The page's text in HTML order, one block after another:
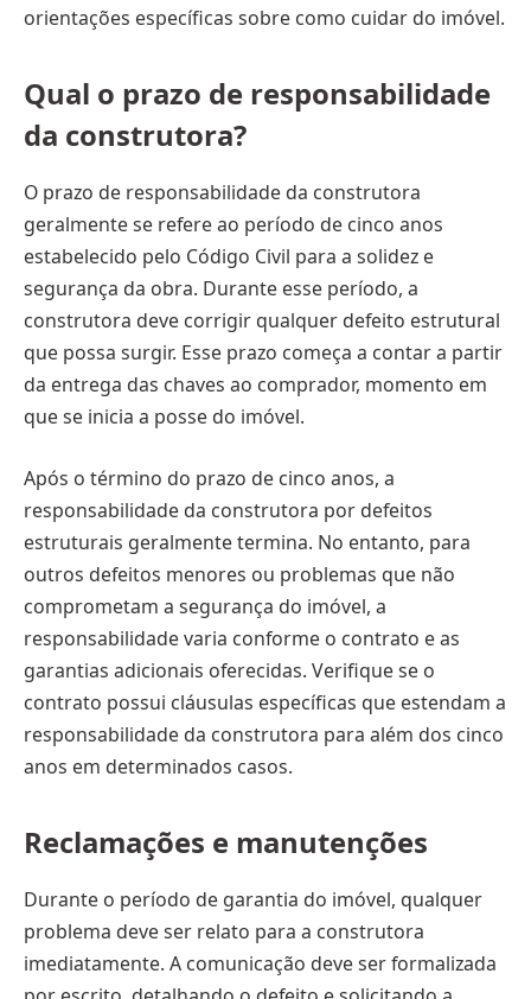
orientações específicas sobre como cuidar do imóvel.
Qual o prazo de responsabilidade
da construtora?
O prazo de responsabilidade da construtora
geralmente se refere ao período de cinco anos
estabelecido pelo Código Civil para a solidez e
segurança da obra. Durante esse período, a
construtora deve corrigir qualquer defeito estrutural
que possa surgir. Esse prazo começa a contar a partir
da entrega das chaves ao comprador, momento em
que se inicia a posse do imóvel.
Após o término do prazo de cinco anos, a
responsabilidade da construtora por defeitos
estruturais geralmente termina. No entanto, para
outros defeitos menores ou problemas que não
comprometam a segurança do imóvel, a
responsabilidade varia conforme o contrato e as
garantias adicionais oferecidas. Verifique se o
contrato possui cláusulas específicas que estendam a
responsabilidade da construtora para além dos cinco
anos em determinados casos.
Reclamações e manutenções
Durante o período de garantia do imóvel, qualquer
problema deve ser relato para a construtora
imediatamente. A comunicação deve ser formalizada